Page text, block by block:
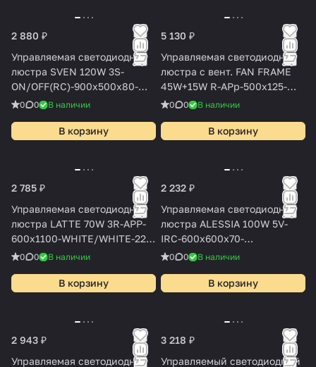
2 880 ₽
Управляемая светодиодная
люстра SVEN 120W 3S-
ON/OFF(RC)-900x500x80-
BLACK/WHITE-220-IP20
0 0 В наличии
В корзину
5 130 ₽
Управляемая светодиодная
люстра с вент. FAN FRAME
45W+15W R-APp-500x125-
BLACK/WHITE-220-IP20
0 0 В наличии
В корзину
2 785 ₽
Управляемая светодиодная
люстра LATTE 70W 3R-APP-
600x1100-WHITE/WHITE-220-
IP20
0 0 В наличии
В корзину
2 232 ₽
Управляемая светодиодная
люстра ALESSIA 100W 5V-
IRC-600x600x70-
BLACK/WHITE-220-IP20
0 0 В наличии
В корзину
2 943 ₽
Управляемая светодиодная
3 218 ₽
Управляемый светодиодный